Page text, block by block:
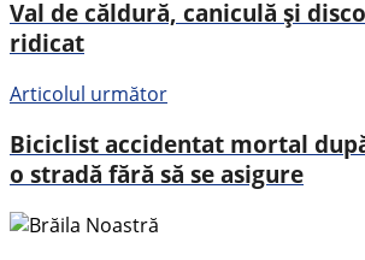
Val de căldură, caniculă și
ridicat
Articolul următor
Biciclist accidentat mortal
o stradă fără să se asigure